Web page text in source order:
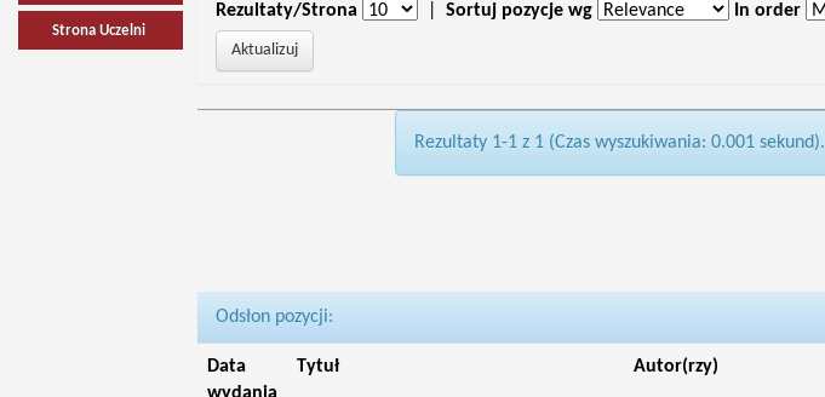
Strona Uczelni
Rezultaty/Strona Sortuj pozycje wg In order
Rezultaty 1-1 z 1 (Czas wyszukiwania: 0.001 sekund).
Odsłon pozycji:
Data
Tytuł Autor(rzy)